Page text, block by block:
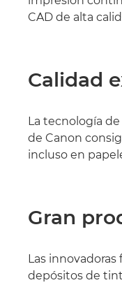
CAD de alta
Calidad
La tecnología
de Canon
incluso en
Gran
Las
depósitos de